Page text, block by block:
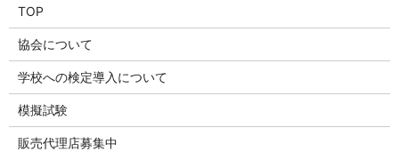
TOP
協会について
学校への検定導入について
模擬試験
販売代理店募集中